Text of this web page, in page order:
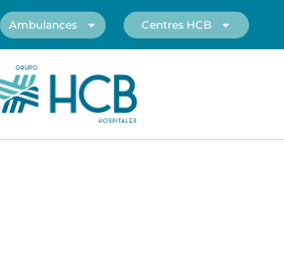
Ambulances Centres HCB